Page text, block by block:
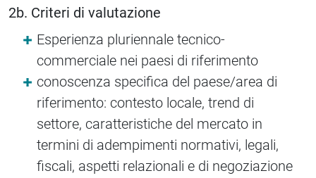
2b. Criteri di valutazione
Esperienza pluriennale tecnico-
commerciale nei paesi di riferimento
conoscenza specifica del paese/area di
riferimento: contesto locale, trend di
settore, caratteristiche del mercato in
termini di adempimenti normativi, legali,
fiscali, aspetti relazionali e di negoziazione